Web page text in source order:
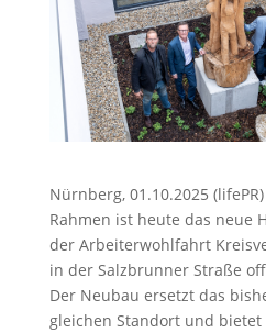
Nürnberg, 01.10.2025
Rahmen ist heute das neue
der Arbeiterwohlfahrt
in der Salzbrunner Straße
Der Neubau ersetzt das
gleichen Standort und bietet